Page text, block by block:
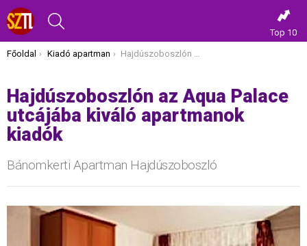
Top 10
Itt vagy most:
Főoldal Kiadó apartman Hajdúszoboszlón az Aqua Palace utcájába kiváló apartmanok kiadók
Hajdúszoboszlón az Aqua Palace
utcájába kiváló apartmanok
kiadók
Bánomkerti Apartman Hajdúszoboszló